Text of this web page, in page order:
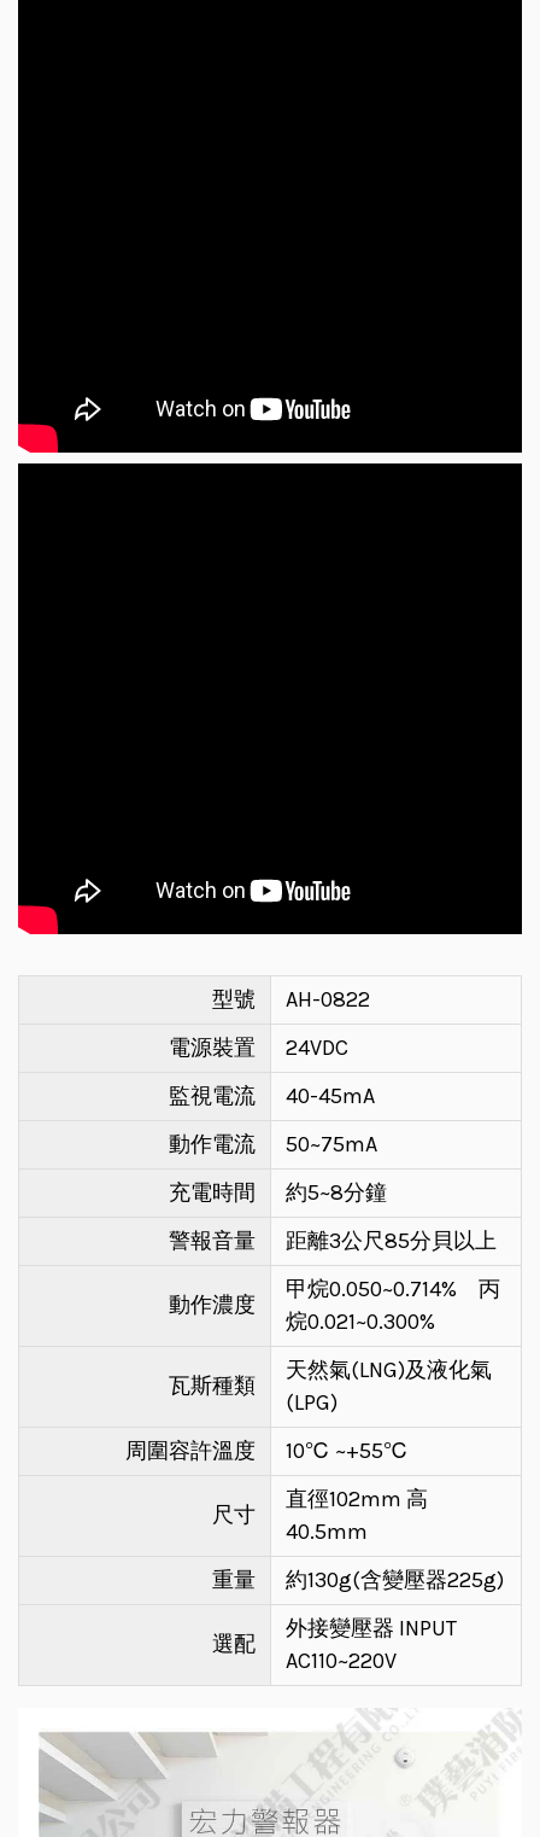
型號
AH-0822
電源裝置
24VDC
監視電流
40-45mA
動作電流
50~75mA
充電時間
約5~8分鐘
警報音量
距離3公尺85分貝以上
動作濃度
甲烷0.050~0.714% 丙
烷0.021~0.300%
瓦斯種類
天然氣(LNG)及液化氣
(LPG)
周圍容許溫度
10℃ ~+55℃
尺寸
直徑102mm 高
40.5mm
重量
約130g(含變壓器225g)
選配
外接變壓器 INPUT
AC110~220V